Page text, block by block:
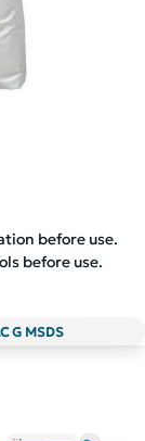
before use.
before use.
G MSDS